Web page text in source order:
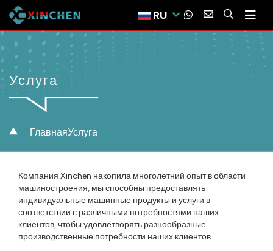
RU
Услуга
ГлавнаяУслуга
Компания Xinchen накопила многолетний опыт в области
машиностроения, мы способны предоставлять
индивидуальные машинные продукты и услуги в
соответствии с различными потребностями наших
клиентов, чтобы удовлетворять разнообразные
производственные потребности наших клиентов.